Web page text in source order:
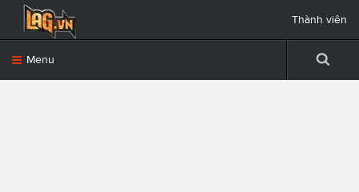
Menu
Thành viên